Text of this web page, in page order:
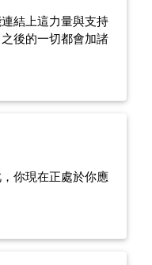
結上這力量與支持
後的一切都會加諸
你現在正處於你應